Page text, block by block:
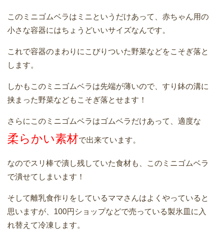
このミニゴムベラはミニというだけあって、赤ちゃん用の
小さな容器にはちょうどいいサイズなんです。
これで容器のまわりにこびりついた野菜などをこそぎ落と
します。
しかもこのミニゴムベラは先端が薄いので、すり鉢の溝に
挟まった野菜などもこそぎ落とせます！
さらにこのミニゴムベラはゴムベラだけあって、適度な
柔らかい素材で出来ています。
なのでスリ棒で潰し残していた食材も、このミニゴムベラ
で潰せてしまいます！
そして離乳食作りをしているママさんはよくやっていると
思いますが、100円ショップなどで売っている製氷皿に入
れ替えて冷凍します。